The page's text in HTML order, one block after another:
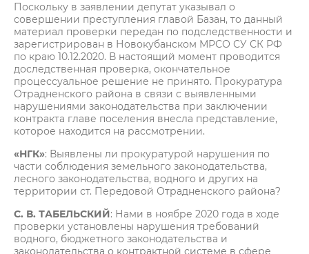
Поскольку в заявлении депутат указывал о
совершении преступления главой Базан, то данный
материал проверки передан по подследственности и
зарегистрирован в Новокубанском МРСО СУ СК РФ
по краю 10.12.2020. В настоящий момент проводится
доследственная проверка, окончательное
процессуальное решение не принято. Прокуратура
Отрадненского района в связи с выявленными
нарушениями законодательства при заключении
контракта главе поселения внесла представление,
которое находится на рассмотрении.
«НГК»: Выявлены ли прокуратурой нарушения по
части соблюдения земельного законодательства,
лесного законодательства, водного и других на
территории ст. Передовой Отрадненского района?
С. В. ТАБЕЛЬСКИЙ: Нами в ноябре 2020 года в ходе
проверки установлены нарушения требований
водного, бюджетного законодательства и
законодательства о контрактной системе в сфере